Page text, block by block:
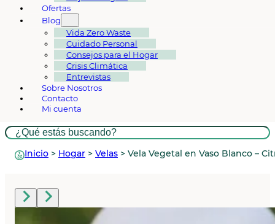
Ofertas
Blog
Vida Zero Waste
Cuidado Personal
Consejos para el Hogar
Crisis Climática
Entrevistas
Sobre Nosotros
Contacto
Mi cuenta
Buscar
Inicio > Hogar > Velas > Vela Vegetal en Vaso Blanco –